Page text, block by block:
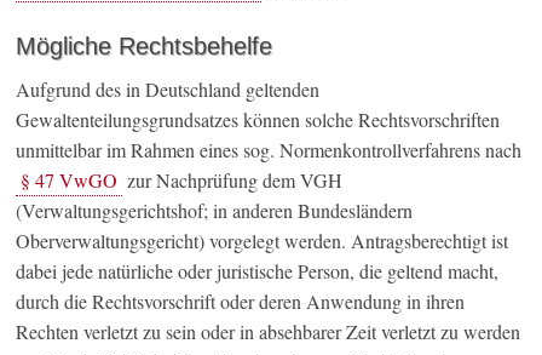
Mögliche Rechtsbehelfe
Aufgrund des in Deutschland geltenden
Gewaltenteilungsgrundsatzes können solche Rechtsvorschriften
unmittelbar im Rahmen eines sog. Normenkontrollverfahrens nach
§ 47 VwGO zur Nachprüfung dem VGH
(Verwaltungsgerichtshof; in anderen Bundesländern
Oberverwaltungsgericht) vorgelegt werden. Antragsberechtigt ist
dabei jede natürliche oder juristische Person, die geltend macht,
durch die Rechtsvorschrift oder deren Anwendung in ihren
Rechten verletzt zu sein oder in absehbarer Zeit verletzt zu werden